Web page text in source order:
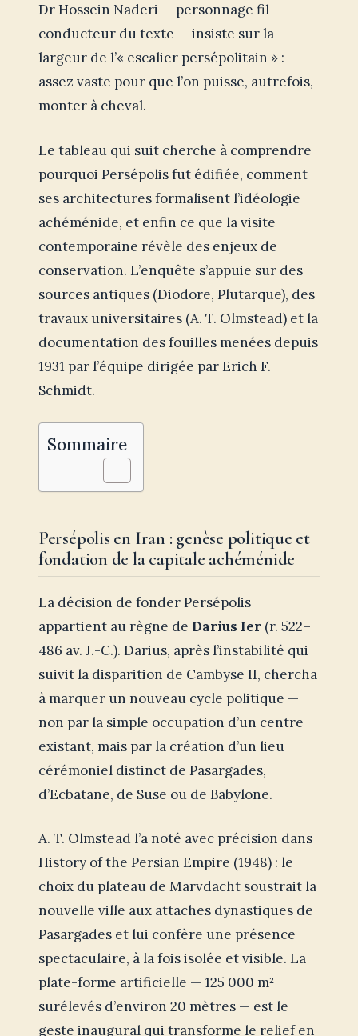
Dr Hossein Naderi — personnage fil
conducteur du texte — insiste sur la
largeur de l’« escalier persépolitain » :
assez vaste pour que l’on puisse, autrefois,
monter à cheval.
Le tableau qui suit cherche à comprendre
pourquoi Persépolis fut édifiée, comment
ses architectures formalisent l’idéologie
achéménide, et enfin ce que la visite
contemporaine révèle des enjeux de
conservation. L’enquête s’appuie sur des
sources antiques (Diodore, Plutarque), des
travaux universitaires (A. T. Olmstead) et la
documentation des fouilles menées depuis
1931 par l’équipe dirigée par Erich F.
Schmidt.
Sommaire
Persépolis en Iran : genèse politique et
fondation de la capitale achéménide
La décision de fonder Persépolis
appartient au règne de Darius Ier(r. 522–
486 av. J.-C.). Darius, après l’instabilité qui
suivit la disparition de Cambyse II, chercha
à marquer un nouveau cycle politique —
non par la simple occupation d’un centre
existant, mais par la création d’un lieu
cérémoniel distinct de Pasargades,
d’Ecbatane, de Suse ou de Babylone.
A. T. Olmstead l’a noté avec précision dans
History of the Persian Empire (1948) : le
choix du plateau de Marvdacht soustrait la
nouvelle ville aux attaches dynastiques de
Pasargades et lui confère une présence
spectaculaire, à la fois isolée et visible. La
plate-forme artificielle — 125 000 m²
surélevés d’environ 20 mètres — est le
geste inaugural qui transforme le relief en